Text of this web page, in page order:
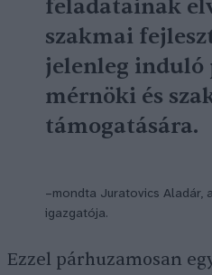
feladatainak
szakmai
jelenleg induló
mérnöki és
támogatására.
–mondta Juratovics Aladár,
igazgatója.
Ezzel párhuzamosan